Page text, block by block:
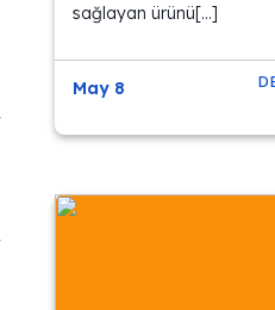
sağlayan ürünü[…]
May 8